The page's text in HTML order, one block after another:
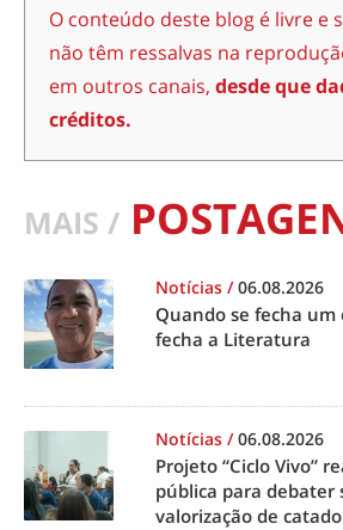
O conteúdo deste blog é livre e
não têm ressalvas na
em outros canais, desde que
créditos.
MAIS /
Notícias /06.08.2026
Quando se fecha um
fecha a Literatura
Notícias /06.08.2026
Projeto “Ciclo Vivo”
pública para debater
valorização de